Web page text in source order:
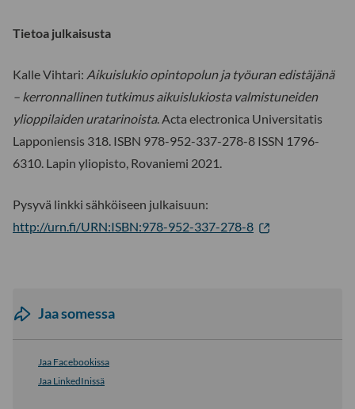
Tietoa julkaisusta
Kalle Vihtari: Aikuislukio opintopolun ja työuran edistäjänä
– kerronnallinen tutkimus aikuislukiosta valmistuneiden
ylioppilaiden uratarinoista. Acta electronica Universitatis
Lapponiensis 318. ISBN 978-952-337-278-8 ISSN 1796-
6310. Lapin yliopisto, Rovaniemi 2021.
Pysyvä linkki sähköiseen julkaisuun:
http://urn.fi/URN:ISBN:978-952-337-278-8
Jaa somessa
Jaa Facebookissa
Jaa LinkedInissä